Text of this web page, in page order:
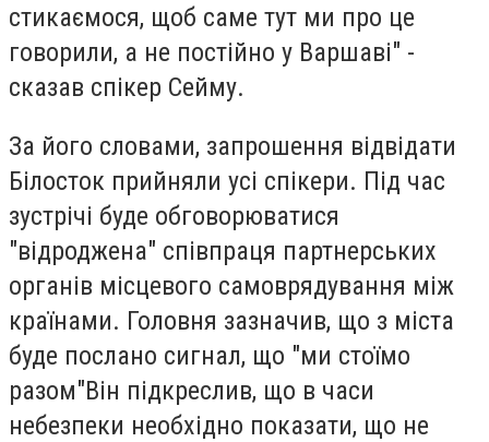
стикаємося, щоб саме тут ми про це
говорили, а не постійно у Варшаві" -
сказав спікер Сейму.
За його словами, запрошення відвідати
Білосток прийняли усі спікери. Під час
зустрічі буде обговорюватися
"відроджена" співпраця партнерських
органів місцевого самоврядування між
країнами. Головня зазначив, що з міста
буде послано сигнал, що "ми стоїмо
разом"Він підкреслив, що в часи
небезпеки необхідно показати, що не